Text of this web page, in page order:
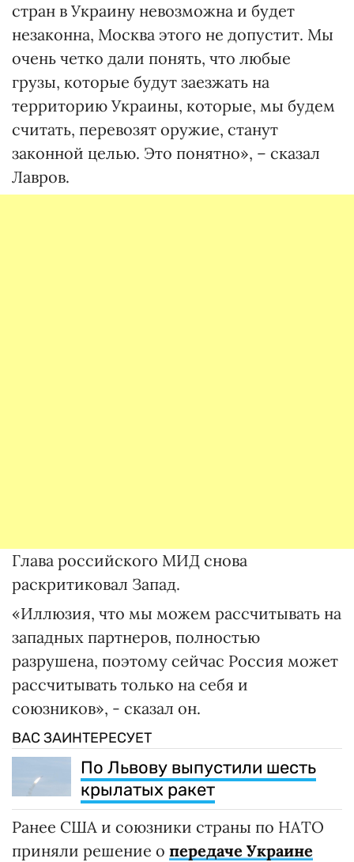
стран в Украину невозможна и будет
незаконна, Москва этого не допустит. Мы
очень четко дали понять, что любые
грузы, которые будут заезжать на
территорию Украины, которые, мы будем
считать, перевозят оружие, станут
законной целью. Это понятно», – сказал
Лавров.
Глава российского МИД снова
раскритиковал Запад.
«Иллюзия, что мы можем рассчитывать на
западных партнеров, полностью
разрушена, поэтому сейчас Россия может
рассчитывать только на себя и
союзников», - сказал он.
ВАС ЗАИНТЕРЕСУЕТ
По Львову выпустили шесть
крылатых ракет
Ранее США и союзники страны по НАТО
приняли решение о передаче Украине